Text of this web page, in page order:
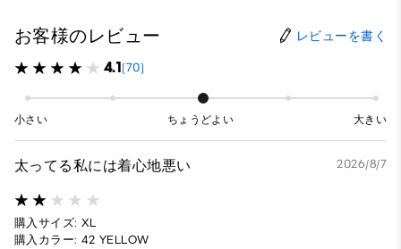
お客様のレビュー レビューを書く
4.1(70)
小さい ちょうどよい 大きい
太ってる私には着心地悪い 2026/8/7
購入サイズ: XL
購入カラー: 42 YELLOW